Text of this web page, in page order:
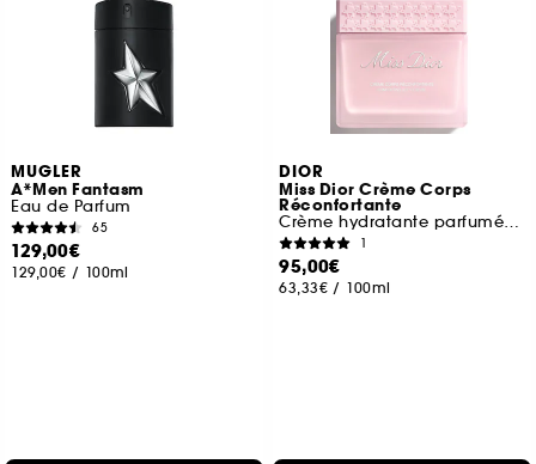
MUGLER
A*Men Fantasm
Eau de Parfum
65
129,00€
129,00€ / 100ml
DIOR
Miss Dior Crème Corps
Réconfortante
Crème hydratante parfumé pour le corps
1
95,00€
63,33€ / 100ml